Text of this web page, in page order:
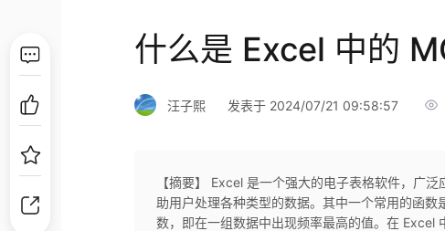
什么是 Excel 中的
汪子熙 发表于 2024/07/21 09:58:57
【摘要】 Excel 是一个强大的电子表格软件，广
助用户处理各种类型的数据。其中一个常用的函
数，即在一组数据中出现频率最高的值。在 Excel